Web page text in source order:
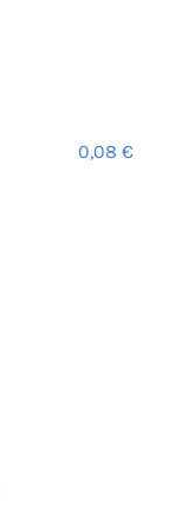
0,08€